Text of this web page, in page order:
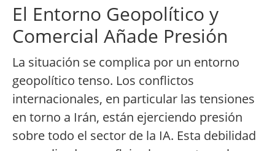
El Entorno Geopolítico y
Comercial Añade Presión
La situación se complica por un entorno
geopolítico tenso. Los conflictos
internacionales, en particular las tensiones
en torno a Irán, están ejerciendo presión
sobre todo el sector de la IA. Esta debilidad